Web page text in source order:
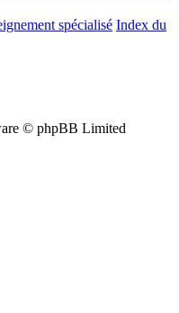
spécialisé Index du
© phpBB Limited